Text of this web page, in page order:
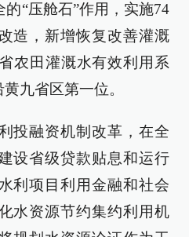
“压舱石”作用，实施74
造，新增恢复改善灌溉
农田灌溉水有效利用系
九省区第一位。
投融资机制改革，在全
设省级贷款贴息和运行
利项目利用金融和社会
水资源节约集约利用机